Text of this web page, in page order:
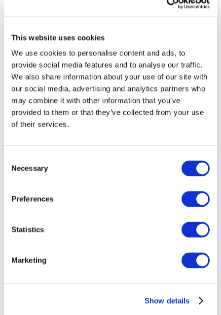
This website uses cookies
We use cookies to personalise content and ads, to
provide social media features and to analyse our traffic.
We also share information about your use of our site with
our social media, advertising and analytics partners who
may combine it with other information that you’ve
provided to them or that they’ve collected from your use
of their services.
Selection
Necessary
Preferences
Statistics
Marketing
Show details